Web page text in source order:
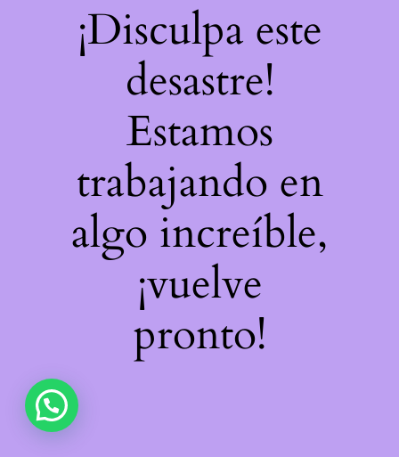
¡Disculpa este
desastre!
Estamos
trabajando en
algo increíble,
¡vuelve
pronto!